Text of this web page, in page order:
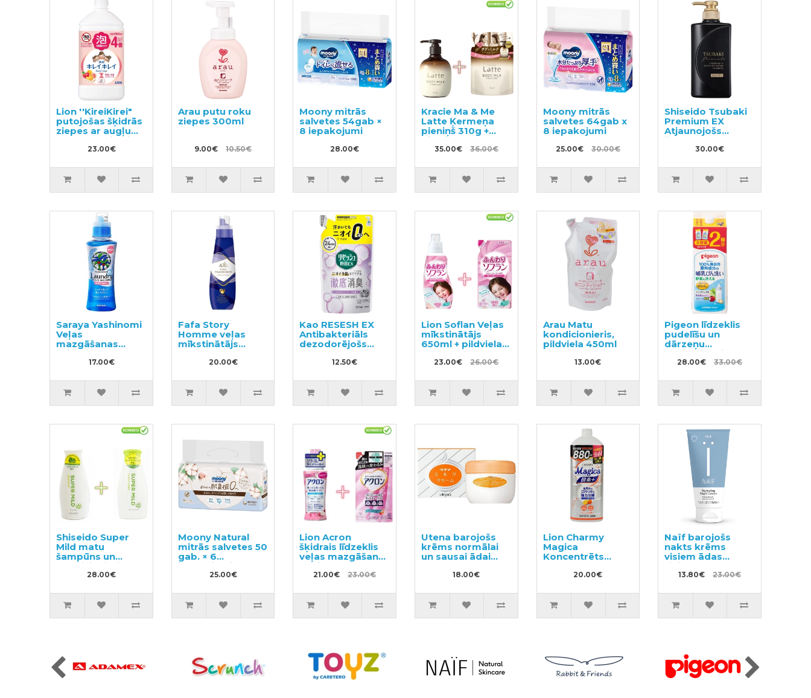
Lion ''KireiKirei"
putojošas šķidrās
ziepes ar augļu
aromātu, pildviela
800ml23.00€
Arau putu roku
ziepes 300ml
9.00€ 10.50€
Moony mitrās
salvetes 54gab ×
8 iepakojumi
28.00€
Kracie Ma & Me
Latte Ķermeņa
pieniņš 310g +
pildviela 250g
35.00€ 36.00€
Moony mitrās
salvetes 64gab x
8 iepakojumi
25.00€ 30.00€
Shiseido Tsubaki
Premium EX
Atjaunojošs
šampūns
bojātiem matiem
30.00€
Saraya Yashinomi
Veļas
mazgāšanas
šķidrums 520ml
17.00€
Fafa Story
Homme veļas
mīkstinātājs
20.00€
Kao RESESH EX
Antibakteriāls
dezodorējošs
apģērbam un
aromāts, pildviela
320ml
12.50€
Lion Soflan Veļas
mīkstinātājs
650ml + pildviela
23.00€ 26.00€
Arau Matu
kondicionieris,
pildviela 450ml
13.00€
Pigeon līdzeklis
pudelīšu un
dārzeņu
mazgāšanai
pildviela 1.4l
28.00€ 33.00€
Shiseido Super
Mild matu
šampūns un
kondicionieris ar
augu aromātu
28.00€
Moony Natural
mitrās salvetes 50
gab. × 6
iepakojumi
25.00€
Lion Acron
šķidrais līdzeklis
veļas mazgāšanai
ar ziedu aromātu
450ml + pildviela
21.00€ 23.00€
Utena barojošs
krēms normālai
un sausai ādai
18.00€
Lion Charmy
Magica
Koncentrēts
mazgāšanas
20.00€
Naïf barojošs
nakts krēms
visiem ādas
tipiem 50ml
13.80€ 23.00€